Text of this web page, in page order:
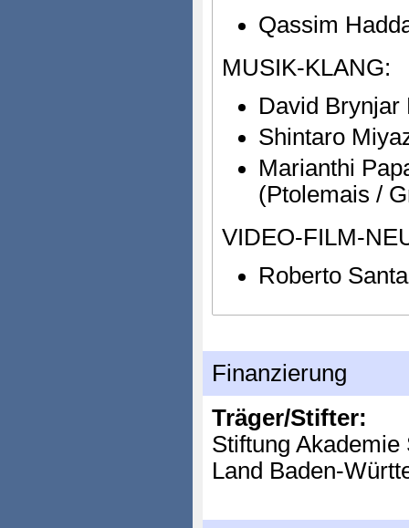
Qassim
MUSIK-KLANG:
David Brynjar
Shintaro
Marianthi
(Ptolemais /
VIDEO-FILM-
Roberto
Finanzierung
Träger/Stifter:
Stiftung
Land Baden-